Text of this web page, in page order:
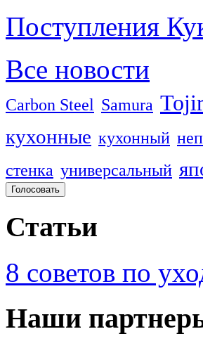
Поступления
Все новости
Carbon Steel Samura
кухонные кухонный
стенка универсальный
Статьи
8 советов по
Наши